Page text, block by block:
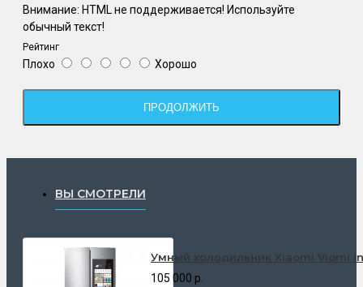
Внимание: HTML не поддерживается! Используйте
обычный текст!
Рейтинг
Плохо Хорошо
ПРОДОЛЖИТЬ
ВЫ СМОТРЕЛИ
Умный холодильник Xiaomi Viomi
105 000 р.